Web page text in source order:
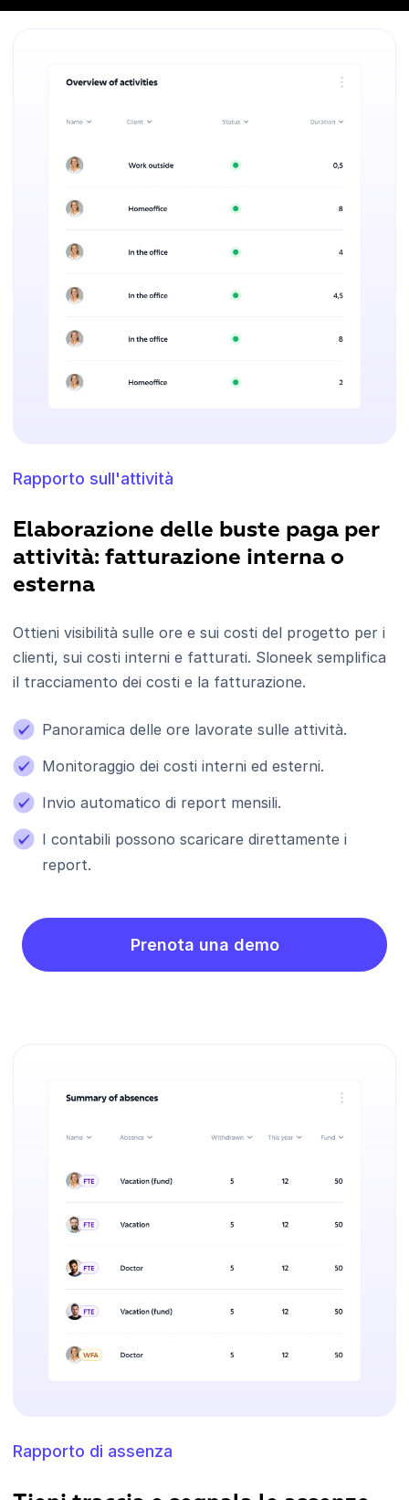
Rapporto sull'attività
Elaborazione delle buste paga per
attività: fatturazione interna o
esterna
Ottieni visibilità sulle ore e sui costi del progetto per i
clienti, sui costi interni e fatturati. Sloneek semplifica
il tracciamento dei costi e la fatturazione.
Panoramica delle ore lavorate sulle attività.
Monitoraggio dei costi interni ed esterni.
Invio automatico di report mensili.
I contabili possono scaricare direttamente i
report.
Prenota una demo
Rapporto di assenza